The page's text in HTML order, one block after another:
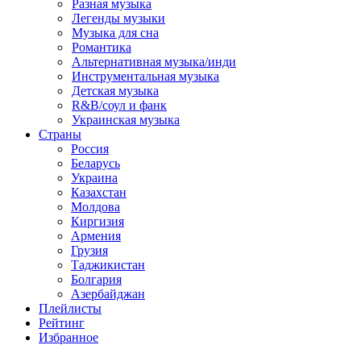
Разная музыка
Легенды музыки
Музыка для сна
Романтика
Альтернативная музыка/инди
Инструментальная музыка
Детская музыка
R&B/cоул и фанк
Украинская музыка
Страны
Россия
Беларусь
Украина
Казахстан
Молдова
Киргизия
Армения
Грузия
Таджикистан
Болгария
Азербайджан
Плейлисты
Рейтинг
Избранное